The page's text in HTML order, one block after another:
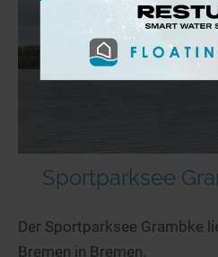
Sportparksee
Der Sportparksee Grambke
Bremen in Bremen.